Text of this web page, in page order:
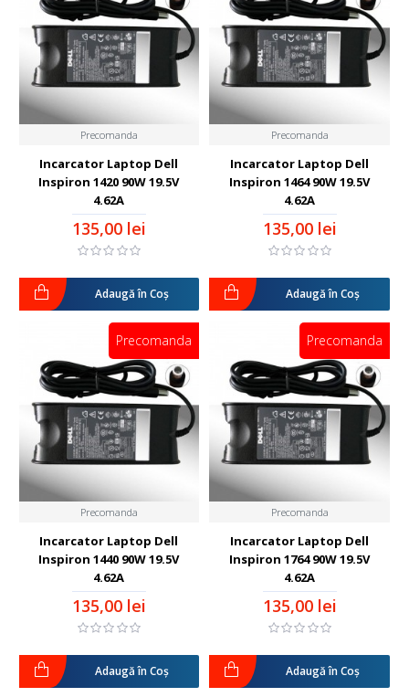
Precomanda
Incarcator Laptop Dell
Inspiron 1420 90W 19.5V
4.62A
135,00 lei
Adaugă în Coş
Precomanda
Incarcator Laptop Dell
Inspiron 1464 90W 19.5V
4.62A
135,00 lei
Adaugă în Coş
Precomanda
Precomanda
Incarcator Laptop Dell
Inspiron 1440 90W 19.5V
4.62A
135,00 lei
Adaugă în Coş
Precomanda
Precomanda
Incarcator Laptop Dell
Inspiron 1764 90W 19.5V
4.62A
135,00 lei
Adaugă în Coş